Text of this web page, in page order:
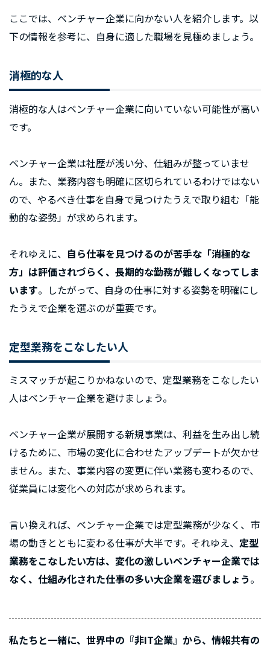
ここでは、ベンチャー企業に向かない人を紹介します。以
下の情報を参考に、自身に適した職場を見極めましょう。
消極的な人
消極的な人はベンチャー企業に向いていない可能性が高い
です。
ベンチャー企業は社歴が浅い分、仕組みが整っていませ
ん。また、業務内容も明確に区切られているわけではない
ので、やるべき仕事を自身で見つけたうえで取り組む「能
動的な姿勢」が求められます。
それゆえに、 自ら仕事を見つけるのが苦手な「消極的な
方」は評価されづらく、長期的な勤務が難しくなってしま
います。したがって、自身の仕事に対する姿勢を明確にし
たうえで企業を選ぶのが重要です。
定型業務をこなしたい人
ミスマッチが起こりかねないので、定型業務をこなしたい
人はベンチャー企業を避けましょう。
ベンチャー企業が展開する新規事業は、利益を生み出し続
けるために、市場の変化に合わせたアップデートが欠かせ
ません。また、事業内容の変更に伴い業務も変わるので、
従業員には変化への対応が求められます。
言い換えれば、ベンチャー企業では定型業務が少なく、市
場の動きとともに変わる仕事が大半です。それゆえ、 定型
業務をこなしたい方は、変化の激しいベンチャー企業では
なく、仕組み化された仕事の多い大企業を選びましょう。
私たちと一緒に、世界中の『非IT企業』から、情報共有の